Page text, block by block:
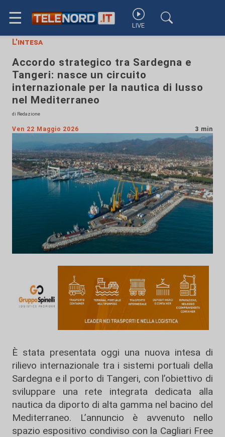
☰ LIVE
L'intesa
Accordo strategico tra Sardegna e
Tangeri: nasce un circuito
internazionale per la nautica di lusso
nel Mediterraneo
di Redazione
Ven 22 Maggio 2026 3 min
È stata presentata oggi una nuova intesa di
rilievo internazionale tra i sistemi portuali della
Sardegna e il porto di Tangeri, con l’obiettivo di
sviluppare una rete integrata dedicata alla
nautica da diporto di alta gamma nel bacino del
Mediterraneo. L’annuncio è avvenuto nello
spazio espositivo condiviso con la Cagliari Free